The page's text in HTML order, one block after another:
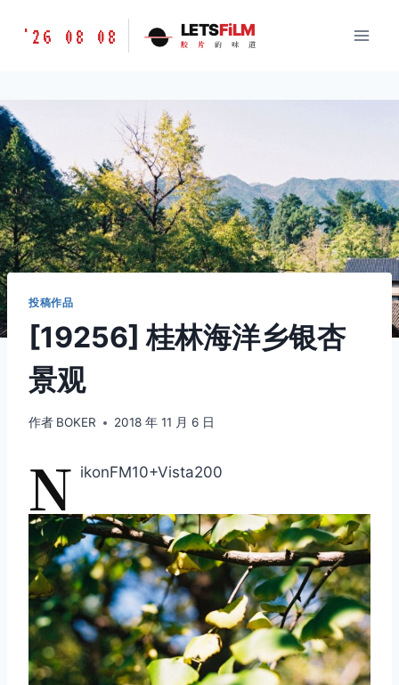
胶
道
LETSFILM
'26 08 08 LETSFiLM
胶 片 的 味 道
投稿作品
[19256] 桂林海洋乡银杏
景观
作者 BOKER 2018 年 11 月 6 日
N ikonFM10+Vista200